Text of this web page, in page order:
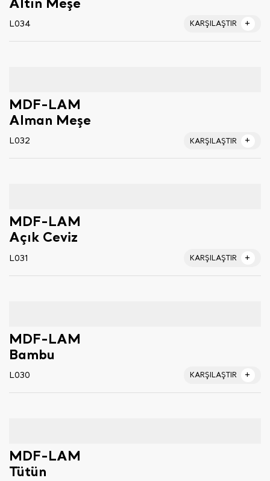
L034 KARŞILAŞTIR
MDF-LAM
Alman Meşe
L032 KARŞILAŞTIR
MDF-LAM
Açık Ceviz
L031 KARŞILAŞTIR
MDF-LAM
Bambu
L030 KARŞILAŞTIR
MDF-LAM
Tütün